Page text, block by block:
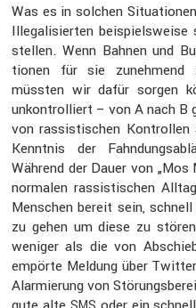
Was es in solchen
Illega­li­sierten
stellen. Wenn Bahnen und
tionen für sie zuneh­mend
müssten wir dafür sorgen
unkon­trol­liert – von A nach B
von rassis­ti­schen
Kenntnis der
Während der Dauer von
nor­malen rassis­ti­schen
Menschen bereit sein,
zu gehen um diese zu
weniger als die von
empörte Meldung über
Alarmie­rung von